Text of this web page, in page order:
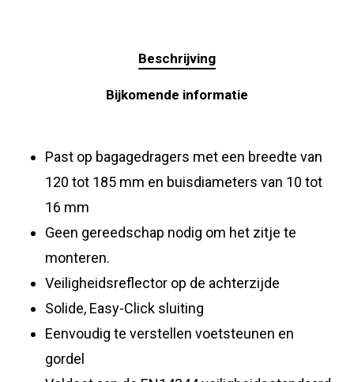
Beschrijving
Bijkomende informatie
Past op bagagedragers met een breedte van
120 tot 185 mm en buisdiameters van 10 tot
16 mm
Geen gereedschap nodig om het zitje te
monteren.
Veiligheidsreflector op de achterzijde
Solide, Easy-Click sluiting
Eenvoudig te verstellen voetsteunen en
gordel